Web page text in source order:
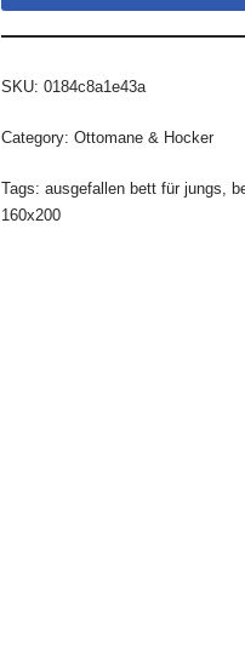
SKU: 0184c8a1e43a
Category: Ottomane & Hocker
Tags: ausgefallen bett für jungs,
160x200